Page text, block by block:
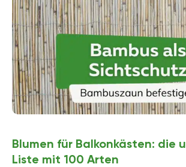
Blumen für Balkonkästen: die
Liste mit 100 Arten